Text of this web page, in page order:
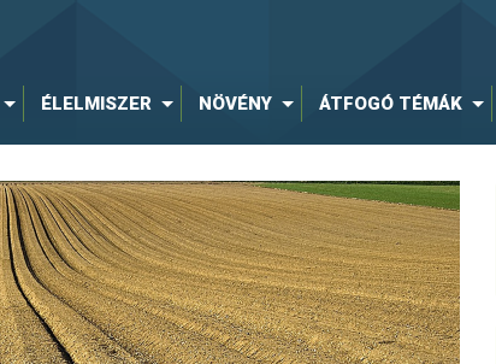
ÉLELMISZER NÖVÉNY ÁTFOGÓ TÉMÁK
tárolásáról, forgalmazásáról és felhasználásáról:
vonatkozó szabályok megállapításáról szóló
rendelet